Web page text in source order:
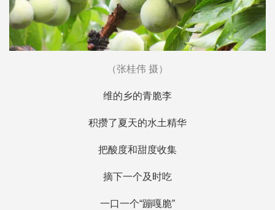
（张桂伟 摄）
维的乡的青脆李
积攒了夏天的水土精华
把酸度和甜度收集
摘下一个及时吃
一口一个“蹦嘎脆”